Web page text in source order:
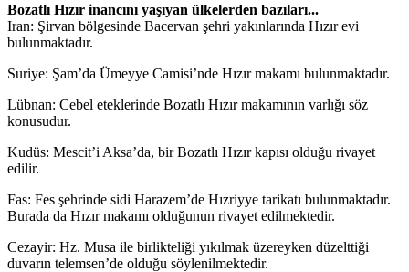
Bozatlı Hızır inancını yaşıyan ülkelerden bazıları...
Iran: Şirvan bölgesinde Bacervan şehri yakınlarında Hızır evi
bulunmaktadır.
Suriye: Şam’da Ümeyye Camisi’nde Hızır makamı bulunmaktadır.
Lübnan: Cebel eteklerinde Bozatlı Hızır makamının varlığı söz
konusudur.
Kudüs: Mescit’i Aksa’da, bir Bozatlı Hızır kapısı olduğu rivayet
edilir.
Fas: Fes şehrinde sidi Harazem’de Hızriyye tarikatı bulunmaktadır.
Burada da Hızır makamı olduğunun rivayet edilmektedir.
Cezayir: Hz. Musa ile birlikteliği yıkılmak üzereyken düzelttiği
duvarın telemsen’de olduğu söylenilmektedir.